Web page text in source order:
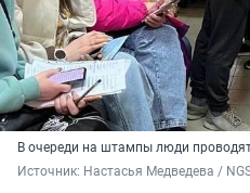
В очереди на штампы люди
Источник: Настасья Медведева /